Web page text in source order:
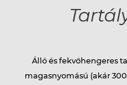
Álló és fekvőhengeres
magasnyomású (akár